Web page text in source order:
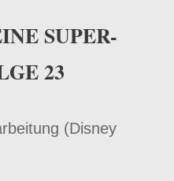
SUPER-
23
(Disney